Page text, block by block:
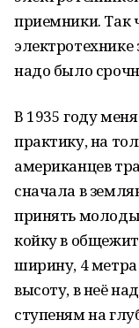
приемники. Так
надо было
В 1935 году
практику, на
американцев
сначала в
принять
койку в
ширину, 4 метра
высоту, в неё
ступеням на